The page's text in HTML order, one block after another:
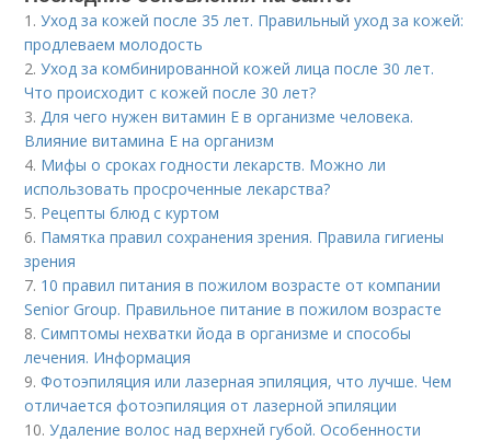
1.Уход за кожей после 35 лет. Правильный уход за кожей:
продлеваем молодость
2.Уход за комбинированной кожей лица после 30 лет.
Что происходит с кожей после 30 лет?
3. Для чего нужен витамин Е в организме человека.
Влияние витамина E на организм
4. Мифы о сроках годности лекарств. Можно ли
использовать просроченные лекарства?
5. Рецепты блюд с куртом
6. Памятка правил сохранения зрения. Правила гигиены
зрения
7. 10 правил питания в пожилом возрасте от компании
Senior Group. Правильное питание в пожилом возрасте
8.Симптомы нехватки йода в организме и способы
лечения. Информация
9.Фотоэпиляция или лазерная эпиляция, что лучше. Чем
отличается фотоэпиляция от лазерной эпиляции
10.Удаление волос над верхней губой. Особенности